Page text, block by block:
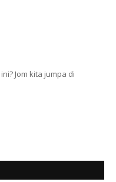
Jom kita jumpa di